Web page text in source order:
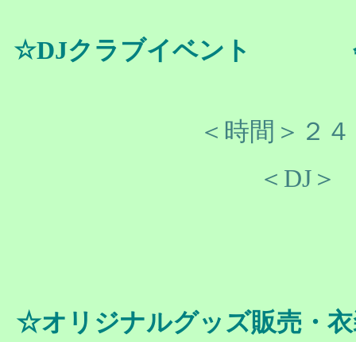
☆DJクラブイベント 会
＜時間＞２
＜DJ
☆オリジナルグッズ販売